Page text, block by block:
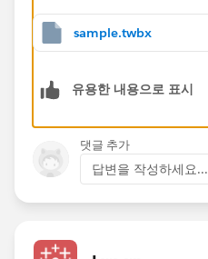
ご参考になれば幸いです。
sample.twbx
유용한 내용으로 표시
댓글 추가
답변을 작성하세요...